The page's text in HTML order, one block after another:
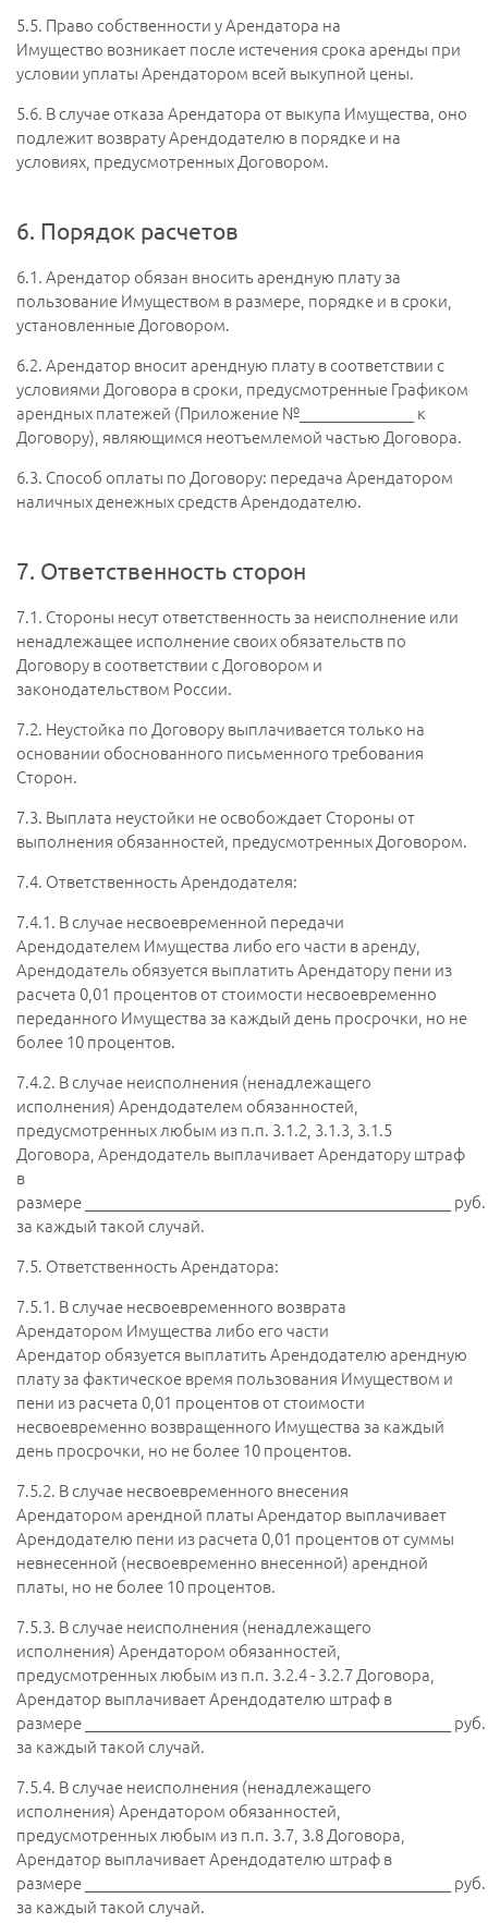
5.5. Право собственности у Арендатора на
Имущество возникает после истечения срока аренды при
условии уплаты Арендатором всей выкупной цены.
5.6. В случае отказа Арендатора от выкупа Имущества, оно
подлежит возврату Арендодателю в порядке и на
условиях, предусмотренных Договором.
6. Порядок расчетов
6.1.Арендатор обязан вносить арендную плату за
пользование Имуществом в размере, порядке и в сроки,
установленные Договором.
6.2.Арендатор вносит арендную плату в соответствии с
условиями Договора в сроки, предусмотренные Графиком
арендных платежей (Приложение №_______________ к
Договору), являющимся неотъемлемой частью Договора.
6.3. Способ оплаты по Договору: передача Арендатором
наличных денежных средств Арендодателю.
7. Ответственность сторон
7.1. Стороны несут ответственность за неисполнение или
ненадлежащее исполнение своих обязательств по
Договору в соответствии с Договором и
законодательством России.
7.2. Неустойка по Договору выплачивается только на
основании обоснованного письменного требования
Сторон.
7.3. Выплата неустойки не освобождает Стороны от
выполнения обязанностей, предусмотренных Договором.
7.4. Ответственность Арендодателя:
7.4.1. В случае несвоевременной передачи
Арендодателем Имущества либо его части в аренду,
Арендодатель обязуется выплатить Арендатору пени из
расчета 0,01 процентов от стоимости несвоевременно
переданного Имущества за каждый день просрочки, но не
более 10 процентов.
7.4.2. В случае неисполнения (ненадлежащего
исполнения) Арендодателем обязанностей,
предусмотренных любым из п.п. 3.1.2, 3.1.3, 3.1.5
Договора, Арендодатель выплачивает Арендатору штраф
в
размере ________________________________________________ руб.
за каждый такой случай.
7.5. Ответственность Арендатора:
7.5.1. В случае несвоевременного возврата
Арендатором Имущества либо его части
Арендатор обязуется выплатить Арендодателю арендную
плату за фактическое время пользования Имуществом и
пени из расчета 0,01 процентов от стоимости
несвоевременно возвращенного Имущества за каждый
день просрочки, но не более 10 процентов.
7.5.2. В случае несвоевременного внесения
Арендатором арендной платы Арендатор выплачивает
Арендодателю пени из расчета 0,01 процентов от суммы
невнесенной (несвоевременно внесенной) арендной
платы, но не более 10 процентов.
7.5.3. В случае неисполнения (ненадлежащего
исполнения) Арендатором обязанностей,
предусмотренных любым из п.п. 3.2.4 - 3.2.7 Договора,
Арендатор выплачивает Арендодателю штраф в
размере ________________________________________________ руб.
за каждый такой случай.
7.5.4. В случае неисполнения (ненадлежащего
исполнения) Арендатором обязанностей,
предусмотренных любым из п.п. 3.7, 3.8 Договора,
Арендатор выплачивает Арендодателю штраф в
размере ________________________________________________ руб.
за каждый такой случай.